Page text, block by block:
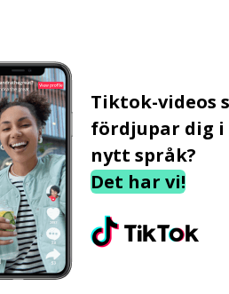
Tiktok-videos
fördjupar dig
nytt språk?
Det har vi!